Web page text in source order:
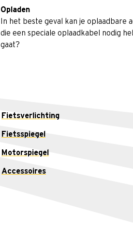
Opladen
In het beste geval kan je oplaadbare
die een speciale oplaadkabel nodig
gaat?
Fietsverlichting
Fietsspiegel
Motorspiegel
Accessoires